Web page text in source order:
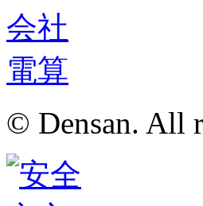
© Densan. All